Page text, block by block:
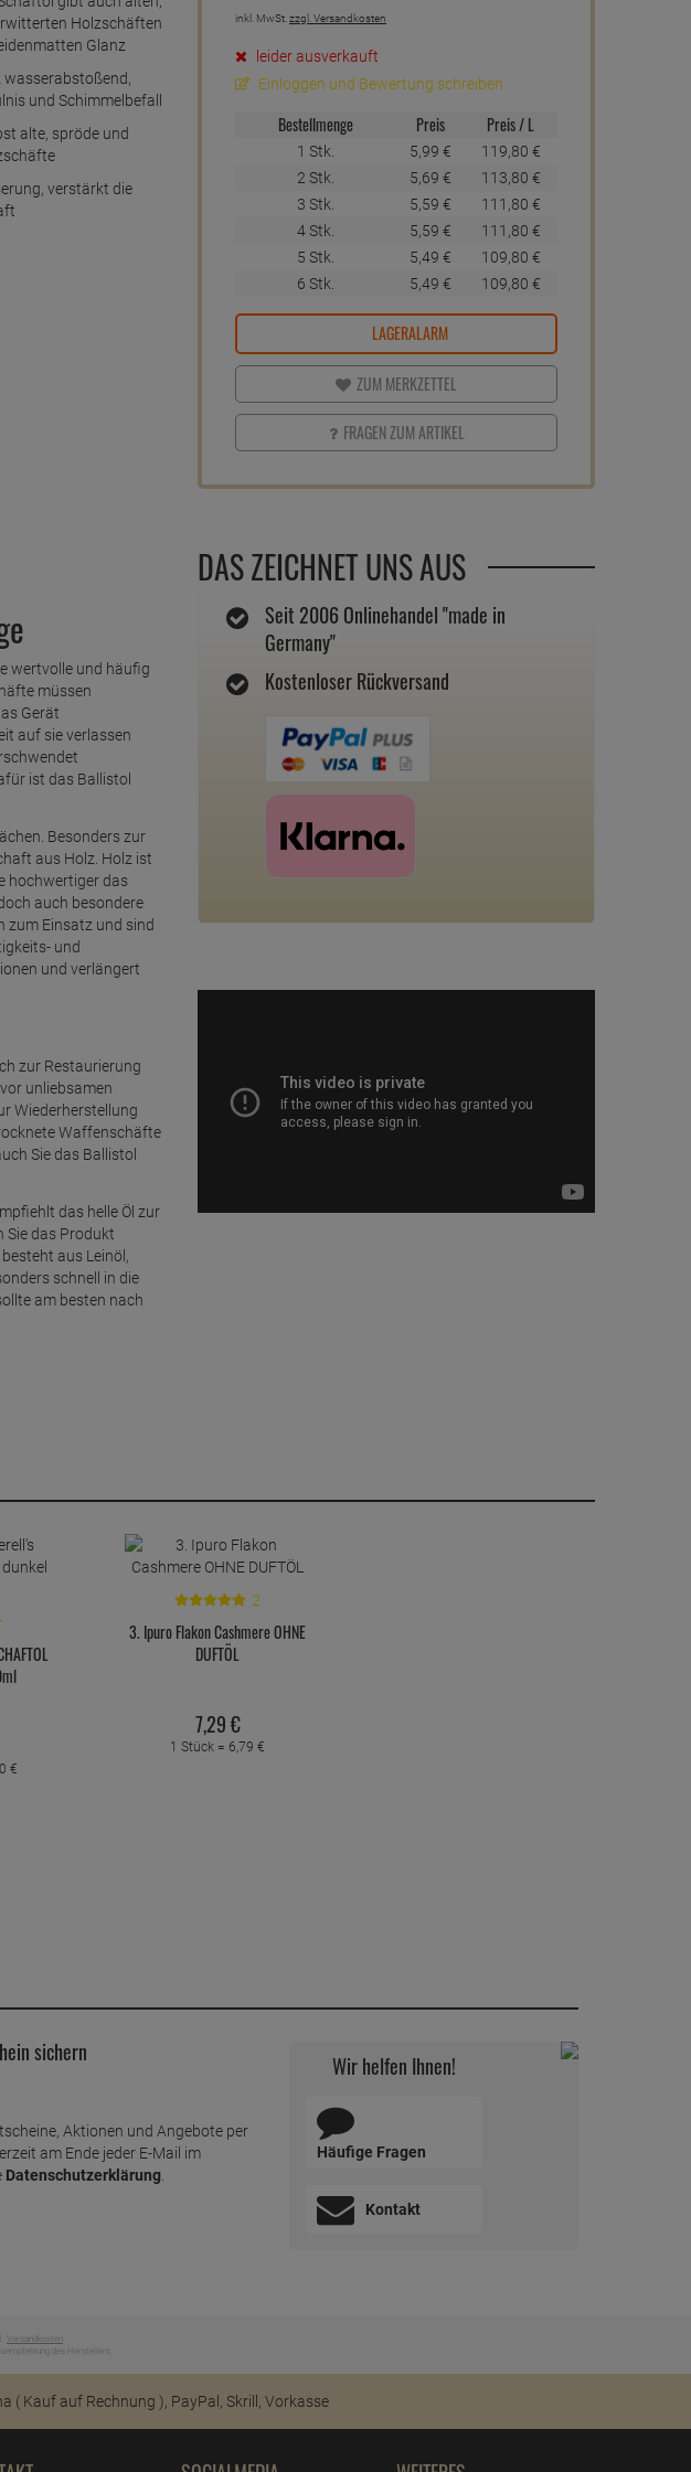
Holzschäften
Glanz
und Schimmelbefall
alte, spröde und
verstärkt die
inkl. MwSt. zzgl. Versandkosten
leider ausverkauft
Einloggen und Bewertung schreiben
Bestellmenge Preis Preis / L
1 Stk. 5,99 € 119,80 €
2 Stk.
5,69 € 113,80 €
3 Stk.
5,59 € 111,80 €
4 Stk.
5,59 € 111,80 €
5 Stk.
5,49 € 109,80 €
6 Stk.
5,49 € 109,80 €
LAGERALARM
ZUM MERKZETTEL
FRAGEN ZUM ARTIKEL
DAS ZEICHNET UNS AUS
Seit 2006 Onlinehandel "made in
Germany"
Kostenloser Rückversand
wertvolle und häufig
müssen
Gerät
auf sie verlassen
ist das Ballistol
Besonders zur
aus Holz. Holz ist
hochwertiger das
auch besondere
zum Einsatz und sind
und
und verlängert
zur Restaurierung
unliebsamen
Wiederherstellung
Waffenschäfte
Sie das Ballistol
das helle Öl zur
Sie das Produkt
aus Leinöl,
schnell in die
am besten nach
€
2
3. Ipuro Flakon Cashmere OHNE
DUFTÖL
7,29€
1 Stück = 6, 79 €
sichern
Aktionen und Angebote per
am Ende jeder E-Mail im
Datenschutzerklärung.
Wir helfen Ihnen!
Häufige Fragen
Kontakt
Versandkosten
des Herstellers